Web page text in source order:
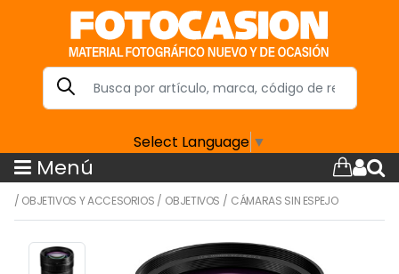
Select Language ▼
Menú
/ OBJETIVOS Y ACCESORIOS / OBJETIVOS / CÁMARAS SIN ESPEJO